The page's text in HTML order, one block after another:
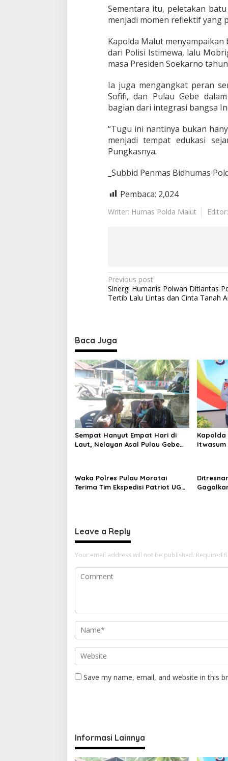
t
e
n
Sementara itu, peletakan
menjadi momen reflektif yang
Kapolda Malut
dari Polisi Istimewa, lalu
masa Presiden Soekarno
Ia juga mengangkat peran
Sofifi, dan Pulau Gebe
bagian dari integrasi bangsa
“Tugu ini nantinya bukan
menjadi tempat edukasi
Pungkasnya.
_Subbid Penmas Bidhumas
Pembaca: 2,024
Writer: Humas Polda Malut
P
o
n
a
v
i
g
a
t
i
o
Previous post
Sinergi Humanis Polwan Ditlantas
Tertib Lalu Lintas dan Cinta Tanah
Baca Juga
Sempat Hanyut Empat Hari di
Laut, Nelayan Asal Pulau Gebe
Kapolda
Itwasum
Waka Polres Pulau Morotai
Terima Tim Ekspedisi Patriot UGM,
Leave a Reply
Your email address will not be published. Required
Save my name, email, and website in this
Informasi Lainnya